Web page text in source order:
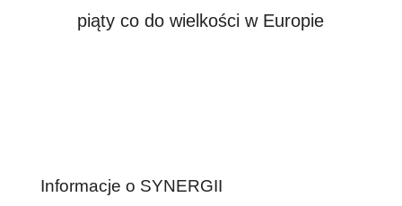
piąty co do wielkości w Europie
Informacje o SYNERGII